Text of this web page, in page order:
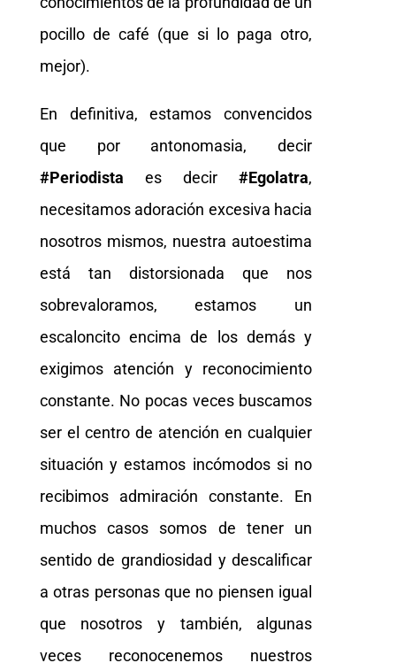
pocillo de café (que si lo paga otro,
mejor).
En definitiva, estamos convencidos
que por antonomasia, decir
#Periodista es decir#Egolatra,
necesitamos adoración excesiva hacia
nosotros mismos, nuestra autoestima
está tan distorsionada que nos
sobrevaloramos, estamos un
escaloncito encima de los demás y
exigimos atención y reconocimiento
constante. No pocas veces buscamos
ser el centro de atención en cualquier
situación y estamos incómodos si no
recibimos admiración constante. En
muchos casos somos de tener un
sentido de grandiosidad y descalificar
a otras personas que no piensen igual
que nosotros y también, algunas
veces reconocenemos nuestros